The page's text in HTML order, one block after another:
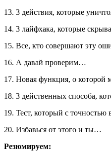
13. 3 действия, которые
14. 3 лайфхака, которые
15. Все, кто совершают эту
16. А давай проверим…
17. Новая функция, о которой
18. 3 действенных способа,
19. Тест, который с точностью
20. Избавься от этого и ты…
Резюмируем: